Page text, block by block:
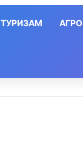
ТУРИЗАМ АГРО